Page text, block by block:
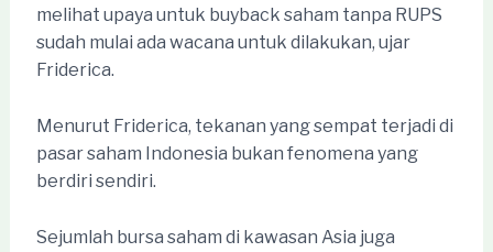
melihat upaya untuk buyback saham tanpa RUPS
sudah mulai ada wacana untuk dilakukan, ujar
Friderica.
Menurut Friderica, tekanan yang sempat terjadi di
pasar saham Indonesia bukan fenomena yang
berdiri sendiri.
Sejumlah bursa saham di kawasan Asia juga